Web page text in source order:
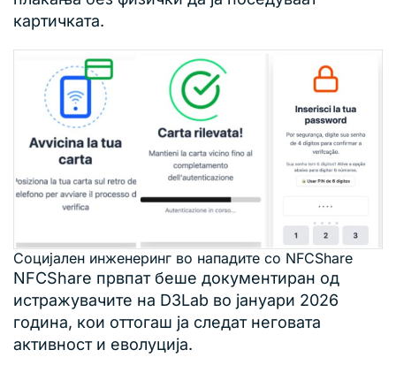
картичката.
Социјален инженеринг во нападите со NFCShare
NFCShare првпат беше документиран од
истражувачите на D3Lab во јануари 2026
година, кои оттогаш ја следат неговата
активност и еволуција.